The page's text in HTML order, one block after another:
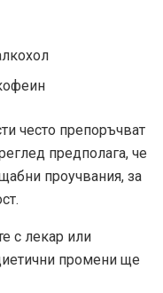
често препоръчват
предполага, че
проучвания, за
с лекар или
промени ще